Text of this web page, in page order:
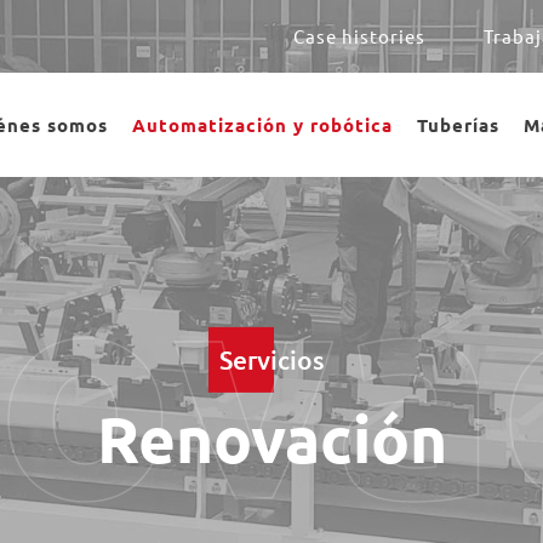
Case histories
somos Automatización y robótica Tuberías
Servicios
Renovación